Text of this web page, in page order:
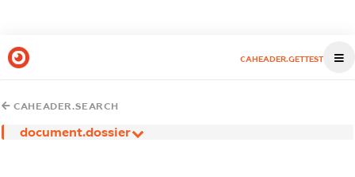
CAHEADER.GETTEST
CAHEADER.SEARCH
document.dossier